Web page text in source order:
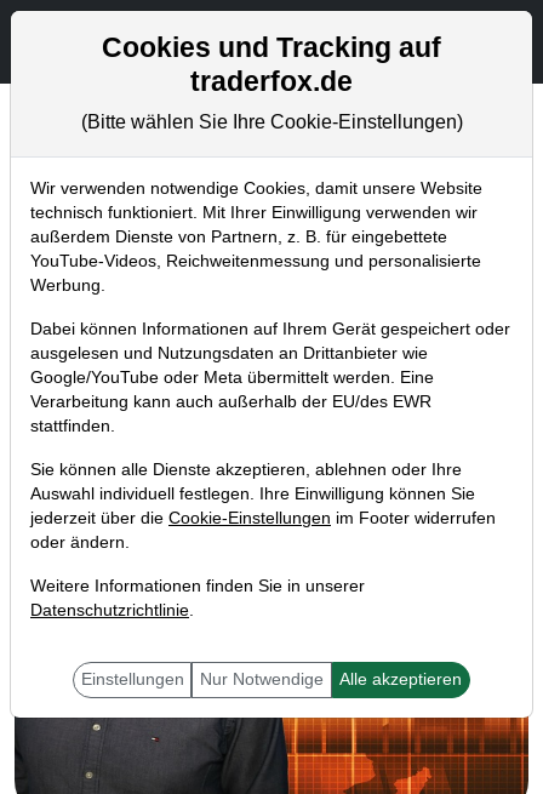
Aktien- und Artikelsuche
Trader-Blog
Home Blog Trader-Blog
TraderFox Scans: So findest du
Aktien mit anziehendem
Handelsvolumen!
11.02.2021 um 11:44 Uhr |A. Zehetner
Cookies und Tracking auf
traderfox.de
(Bitte wählen Sie Ihre Cookie-Einstellungen)
Wir verwenden notwendige Cookies, damit unsere Website
technisch funktioniert. Mit Ihrer Einwilligung verwenden wir
außerdem Dienste von Partnern, z. B. für eingebettete
YouTube-Videos, Reichweitenmessung und personalisierte
Werbung.
Dabei können Informationen auf Ihrem Gerät gespeichert oder
ausgelesen und Nutzungsdaten an Drittanbieter wie
Google/YouTube oder Meta übermittelt werden. Eine
Verarbeitung kann auch außerhalb der EU/des EWR
stattfinden.
Sie können alle Dienste akzeptieren, ablehnen oder Ihre
Auswahl individuell festlegen. Ihre Einwilligung können Sie
jederzeit über die Cookie-Einstellungen im Footer widerrufen
oder ändern.
Weitere Informationen finden Sie in unserer
Datenschutzrichtlinie.
Einstellungen Nur Notwendige Alle akzeptieren